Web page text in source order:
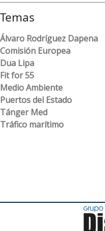
Temas
Álvaro Rodríguez Dapena
Comisión Europea
Dua Lipa
Fit for 55
Medio Ambiente
Puertos del Estado
Tánger Med
Tráfico marítimo